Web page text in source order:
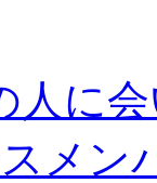
人に
メン